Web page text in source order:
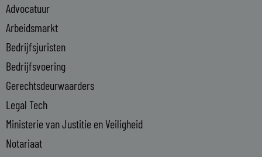
d
i
n
-
i
n
Advocatuur
Arbeidsmarkt
Bedrijfsjuristen
Bedrijfsvoering
Gerechtsdeurwaarders
Legal Tech
Ministerie van Justitie en Veiligheid
Notariaat